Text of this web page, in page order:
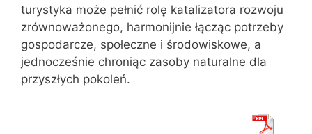
turystyka może pełnić rolę katalizatora rozwoju
zrównoważonego, harmonijnie łącząc potrzeby
gospodarcze, społeczne i środowiskowe, a
jednocześnie chroniąc zasoby naturalne dla
przyszłych pokoleń.